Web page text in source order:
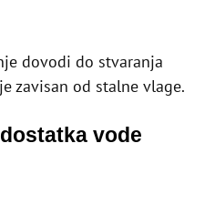
dovodi do stvaranja
zavisan od stalne vlage.
vode